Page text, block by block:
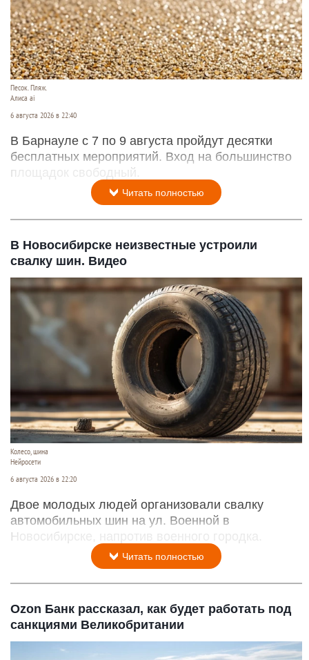
Песок. Пляж.
Алиса ai
6 августа 2026 в 22:40
В Барнауле с 7 по 9 августа пройдут десятки
бесплатных мероприятий. Вход на большинство
площадок свободный.
Читать полностью
В Новосибирске неизвестные устроили
свалку шин. Видео
Колесо, шина
Нейросети
6 августа 2026 в 22:20
Двое молодых людей организовали свалку
автомобильных шин на ул. Военной в
Новосибирске, напротив военного городка.
Читать полностью
Ozon Банк рассказал, как будет работать под
санкциями Великобритании